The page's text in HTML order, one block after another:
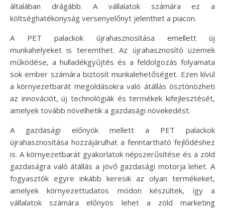
általában drágább. A vállalatok számára ez a
költséghatékonyság versenyelőnyt jelenthet a piacon.
A PET palackok újrahasznosítása emellett új
munkahelyeket is teremthet. Az újrahasznosító üzemek
működése, a hulladékgyűjtés és a feldolgozás folyamata
sok ember számára biztosít munkalehetőséget. Ezen kívül
a környezetbarát megoldásokra való átállás ösztönözheti
az innovációt, új technológiák és termékek kifejlesztését,
amelyek tovább növelhetik a gazdasági növekedést.
A gazdasági előnyök mellett a PET palackok
újrahasznosítása hozzájárulhat a fenntartható fejlődéshez
is. A környezetbarát gyakorlatok népszerűsítése és a zöld
gazdaságra való átállás a jövő gazdasági motorja lehet. A
fogyasztók egyre inkább keresik az olyan termékeket,
amelyek környezettudatos módon készültek, így a
vállalatok számára előnyös lehet a zöld marketing